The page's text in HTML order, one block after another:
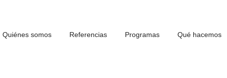
Quiénes somos Referencias Programas Qué hacemos